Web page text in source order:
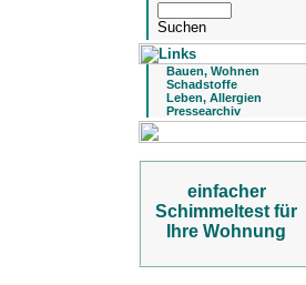
Bauen, Wohnen
Schadstoffe
Leben, Allergien
Pressearchiv
einfacher
Schimmeltest für
Ihre Wohnung